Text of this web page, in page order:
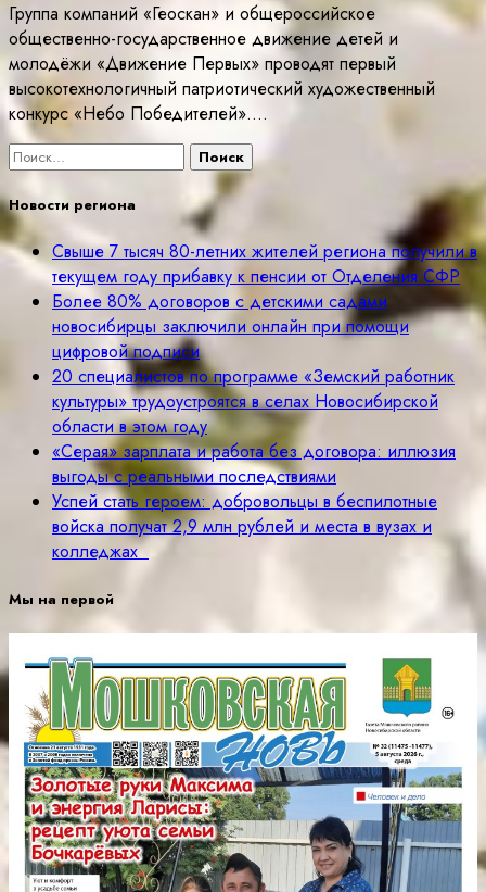
Группа компаний «Геоскан» и общероссийское
общественно-государственное движение детей и
молодёжи «Движение Первых» проводят первый
высокотехнологичный патриотический художественный
конкурс «Небо Победителей».…
Найти:
Новости региона
Свыше 7 тысяч 80-летних жителей региона получили в
текущем году прибавку к пенсии от Отделения СФР
Более 80% договоров с детскими садами
новосибирцы заключили онлайн при помощи
цифровой подписи
20 специалистов по программе «Земский работник
культуры» трудоустроятся в селах Новосибирской
области в этом году
«Серая» зарплата и работа без договора: иллюзия
выгоды с реальными последствиями
Успей стать героем: добровольцы в беспилотные
войска получат 2,9 млн рублей и места в вузах и
колледжах
Мы на первой